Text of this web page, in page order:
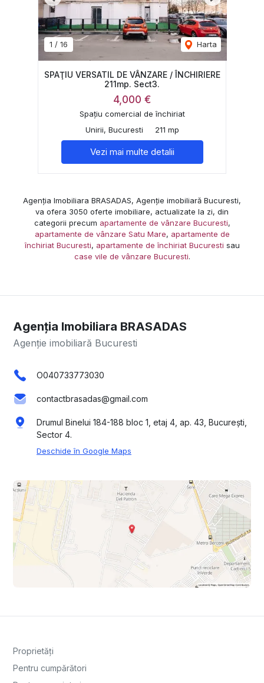
1 / 16 Harta
SPAŢIU VERSATIL DE VÂNZARE / ÎNCHIRIERE
211mp. Sect3.
4,000 €
Spațiu comercial de închiriat
Unirii, Bucuresti
211 mp
Vezi mai multe detalii
Agenția Imobiliara BRASADAS, Agenție imobiliară Bucuresti,
va ofera 3050 oferte imobiliare, actualizate la zi, din
categorii precum apartamente de vânzare Bucuresti,
apartamente de vânzare Satu Mare, apartamente de
închiriat Bucuresti, apartamente de închiriat Bucuresti sau
case vile de vânzare Bucuresti.
Agenția Imobiliara BRASADAS
Agenție imobiliară Bucuresti
O040733773030
contactbrasadas@gmail.com
Drumul Binelui 184-188 bloc 1, etaj 4, ap. 43, București,
Sector 4.
Deschide în Google Maps
Proprietăți
Pentru cumpărători